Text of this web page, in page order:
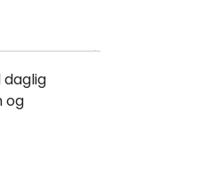
daglig
og